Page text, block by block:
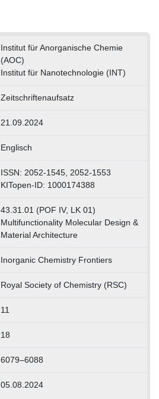
Institut für Anorganische Chemie
(AOC)
Institut für Nanotechnologie (INT)
Zeitschriftenaufsatz
21.09.2024
Englisch
ISSN: 2052-1545, 2052-1553
KITopen-ID: 1000174388
43.31.01 (POF IV, LK 01)
Multifunctionality Molecular Design &
Material Architecture
Inorganic Chemistry Frontiers
Royal Society of Chemistry (RSC)
11
18
6079–6088
05.08.2024